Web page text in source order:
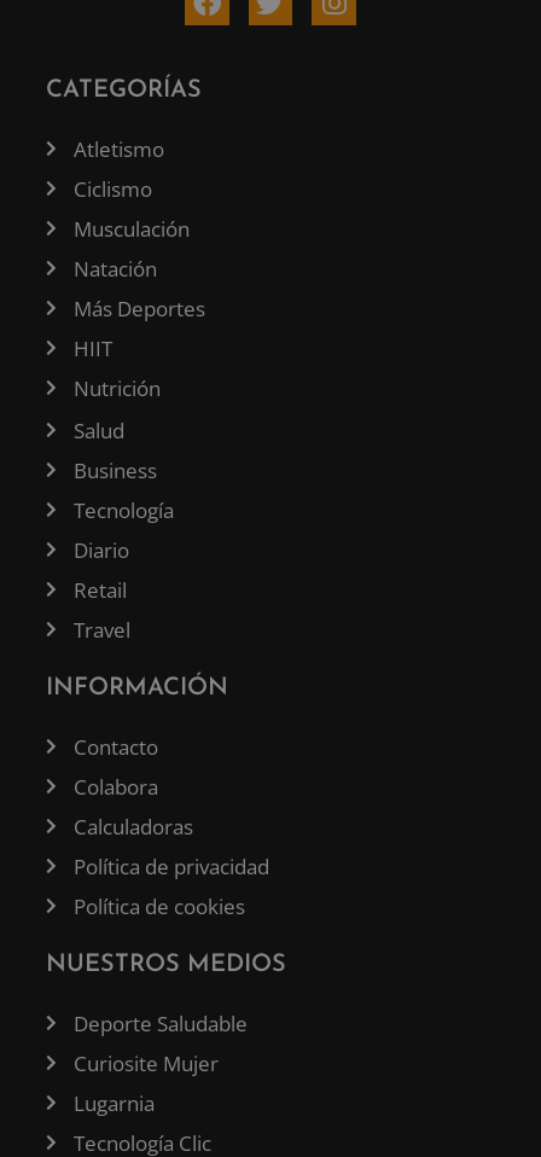
CATEGORÍAS
Atletismo
Ciclismo
Musculación
Natación
Más Deportes
HIIT
Nutrición
Salud
Business
Tecnología
Diario
Retail
Travel
INFORMACIÓN
Contacto
Colabora
Calculadoras
Política de privacidad
Política de cookies
NUESTROS MEDIOS
Deporte Saludable
Curiosite Mujer
Lugarnia
Tecnología Clic